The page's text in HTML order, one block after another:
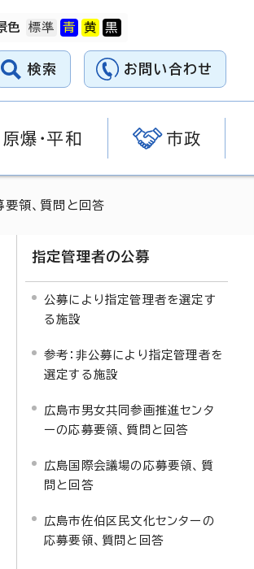
色
検索 お問い合わせ
原爆・平和 市政
領、質問と回答
指定管理者の公募
公募により指定管理者を選定す
る施設
参考：非公募により指定管理者を
選定する施設
広島市男女共同参画推進センタ
ーの応募要領、質問と回答
広島国際会議場の応募要領、質
問と回答
広島市佐伯区民文化センターの
応募要領、質問と回答